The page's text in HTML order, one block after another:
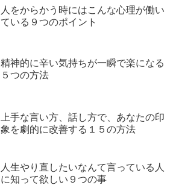
人をからかう時にはこんな心理が働い
ている９つのポイント
精神的に辛い気持ちが一瞬で楽になる
５つの方法
上手な言い方、話し方で、あなたの印
象を劇的に改善する１５の方法
人生やり直したいなんて言っている人
に知って欲しい９つの事